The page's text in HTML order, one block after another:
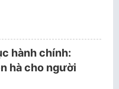
hành chính:
hà cho người